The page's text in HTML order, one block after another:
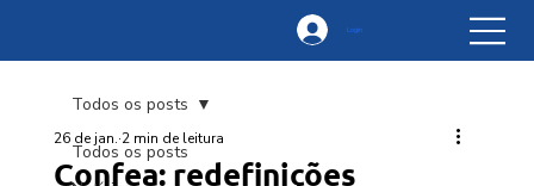
Login
Todos os posts
Todos os posts
Confea: redefinições
26 de jan. 2 min de leitura